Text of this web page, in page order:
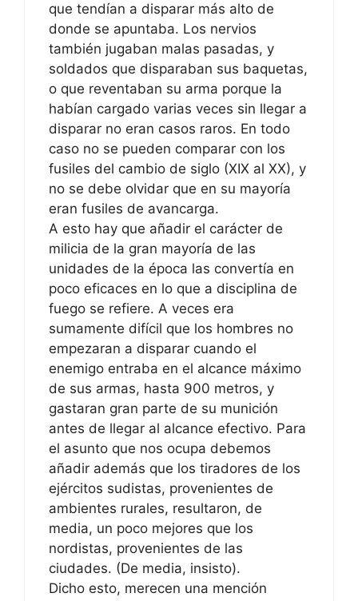
que tendían a disparar más alto de
donde se apuntaba. Los nervios
también jugaban malas pasadas, y
soldados que disparaban sus baquetas,
o que reventaban su arma porque la
habían cargado varias veces sin llegar a
disparar no eran casos raros. En todo
caso no se pueden comparar con los
fusiles del cambio de siglo (XIX al XX), y
no se debe olvidar que en su mayoría
eran fusiles de avancarga.
A esto hay que añadir el carácter de
milicia de la gran mayoría de las
unidades de la época las convertía en
poco eficaces en lo que a disciplina de
fuego se refiere. A veces era
sumamente difícil que los hombres no
empezaran a disparar cuando el
enemigo entraba en el alcance máximo
de sus armas, hasta 900 metros, y
gastaran gran parte de su munición
antes de llegar al alcance efectivo. Para
el asunto que nos ocupa debemos
añadir además que los tiradores de los
ejércitos sudistas, provenientes de
ambientes rurales, resultaron, de
media, un poco mejores que los
nordistas, provenientes de las
ciudades. (De media, insisto).
Dicho esto, merecen una mención